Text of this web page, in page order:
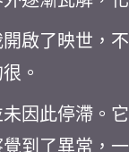
啟了映世，
。
因此停滯。
到了異常，